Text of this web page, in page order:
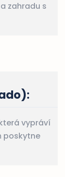
zahradu s
:
vypráví
poskytne